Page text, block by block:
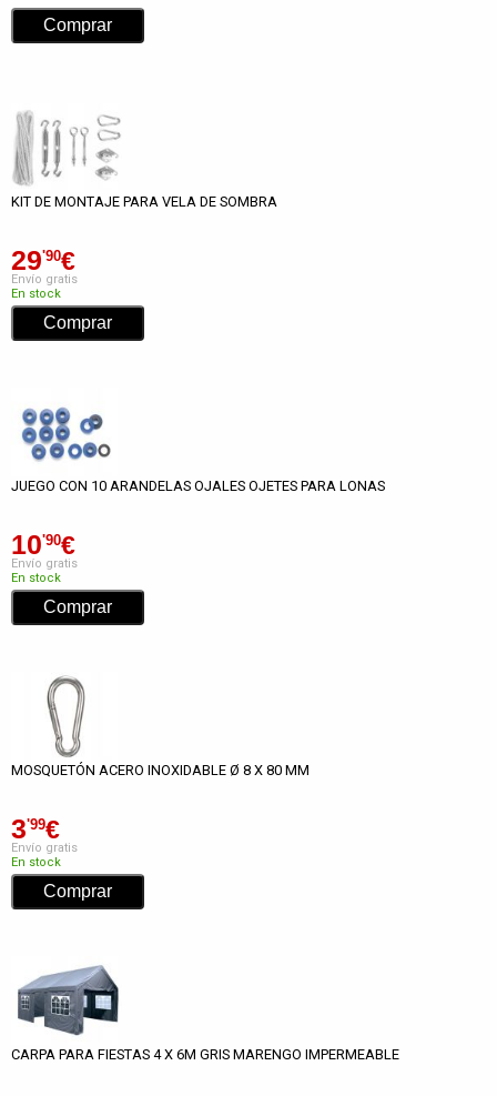
KIT DE MONTAJE PARA VELA DE SOMBRA
29'90€
Envío gratis
En stock
JUEGO CON 10 ARANDELAS OJALES OJETES PARA LONAS
10'90€
Envío gratis
En stock
MOSQUETÓN ACERO INOXIDABLE Ø 8 X 80 MM
3'99€
Envío gratis
En stock
CARPA PARA FIESTAS 4 X 6M GRIS MARENGO IMPERMEABLE